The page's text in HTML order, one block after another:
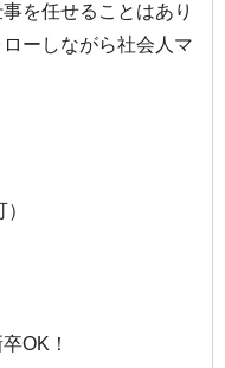
を任せることはあり
ーしながら社会人マ
OK！